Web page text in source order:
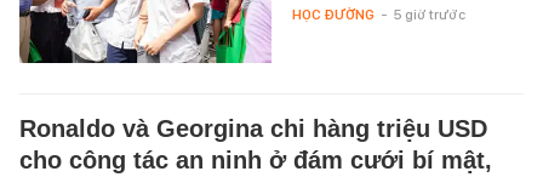
HỌC ĐƯỜNG - 5 giờ trước
Ronaldo và Georgina chi hàng triệu USD
cho công tác an ninh ở đám cưới bí mật,